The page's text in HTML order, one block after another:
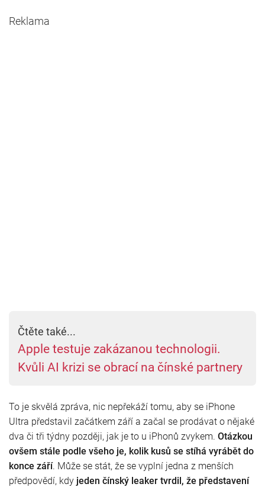
Reklama
Čtěte také...
Apple testuje zakázanou technologii.
Kvůli AI krizi se obrací na čínské partnery
To je skvělá zpráva, nic nepřekáží tomu, aby se iPhone
Ultra představil začátkem září a začal se prodávat o nějaké
dva či tři týdny později, jak je to u iPhonů zvykem. Otázkou
ovšem stále podle všeho je, kolik kusů se stíhá vyrábět do
konce září. Může se stát, že se vyplní jedna z menších
předpovědí, kdy jeden čínský leaker tvrdil, že představení